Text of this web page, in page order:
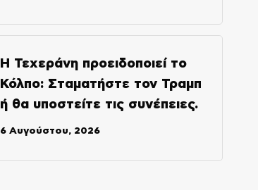
Η Τεχεράνη προειδοποιεί το
Κόλπο: Σταματήστε τον Τραμπ
ή θα υποστείτε τις συνέπειες.
6 Αυγούστου, 2026